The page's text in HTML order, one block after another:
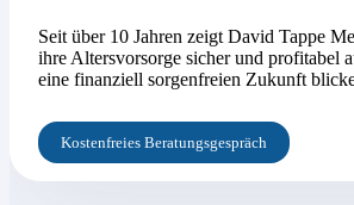
Seit über 10 Jahren zeigt David Tappe
ihre Altersvorsorge sicher und profitabel
eine finanziell sorgenfreien Zukunft
Kostenfreies Beratungsgespräch